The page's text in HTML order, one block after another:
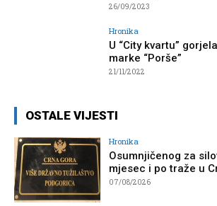
26/09/2023
Hronika
U “City kvartu”
marke “Porše”
21/11/2022
OSTALE VIJESTI
Hronika
Osumnjičenog za
mjesec i po traže u
07/08/2026